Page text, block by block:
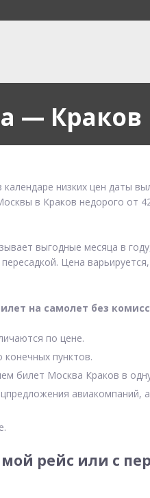
— Краков
низких цен даты
в Краков недорого от
выгодные месяца в
Цена
на самолет без
по цене.
пунктов.
билет Москва Краков в
авиакомпаний,
рейс или с